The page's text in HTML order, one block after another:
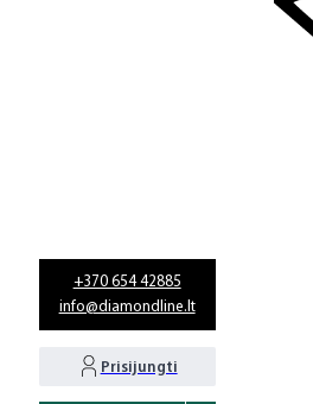
+370 654 42885
info@diamondline.lt
Prisijungti